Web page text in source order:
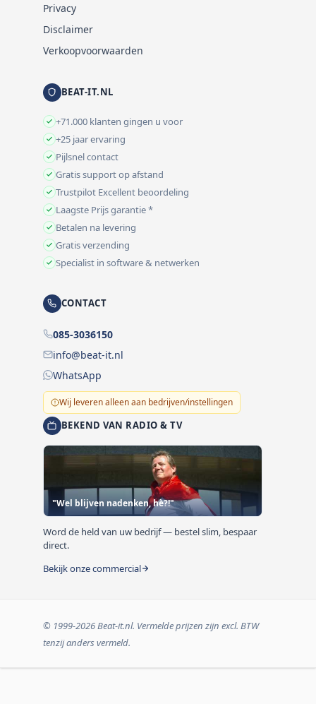
Privacy
Disclaimer
Verkoopvoorwaarden
BEAT-IT.NL
+71.000 klanten gingen u voor
+25 jaar ervaring
Pijlsnel contact
Gratis support op afstand
Trustpilot Excellent beoordeling
Laagste Prijs garantie *
Betalen na levering
Gratis verzending
Specialist in software & netwerken
CONTACT
085-3036150
info@beat-it.nl
WhatsApp
Wij leveren alleen aan bedrijven/instellingen
BEKEND VAN RADIO & TV
"Wel blijven nadenken, hè?!"
Word de held van uw bedrijf — bestel slim, bespaar
direct.
Bekijk onze commercial
© 1999-2026 Beat-it.nl. Vermelde prijzen zijn excl. BTW
tenzij anders vermeld.